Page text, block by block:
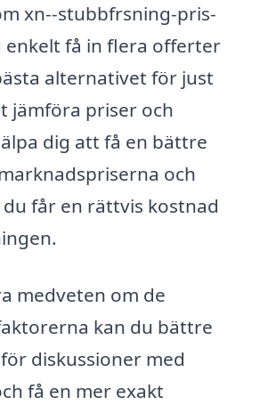
xn--stubbfrsning-pris-
enkelt få in flera offerter
alternativet för just
jämföra priser och
dig att få en bättre
och
får en rättvis kostnad
medveten om de
kan du bättre
diskussioner med
få en mer exakt